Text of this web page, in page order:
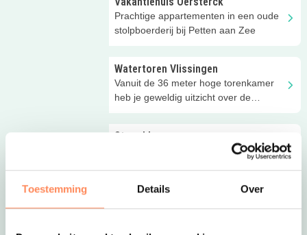
Toestemming Details Over
Prachtige appartementen in een oude
stolpboerderij bij Petten aan Zee
Watertoren Vlissingen
Vanuit de 36 meter hoge torenkamer
heb je geweldig uitzicht over de
Stranddroom
Wegdromen op het Domburgse
strand... in heerlijke strandhuisjes!
vakantiegevoel met de luxe van thuis!